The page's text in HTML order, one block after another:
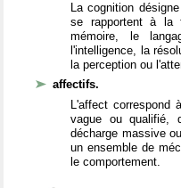
La cognition
se rapportent à la
mémoire, le
l'intelligence, la
la perception ou
affectifs.
L'affect correspond
vague ou qualifié,
décharge massive
un ensemble de
le comportement.